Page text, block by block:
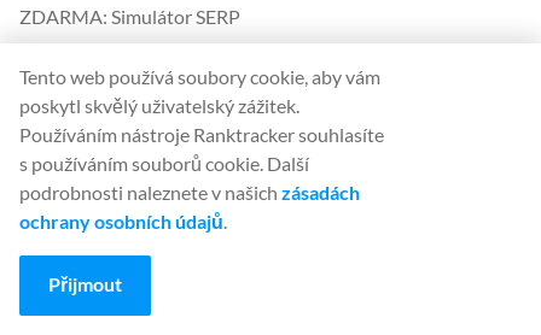
ZDARMA: Simulátor SERP
Další informace od společnosti Ranktracker
White Label SaaS Backlink Service
Jak to funguje
Partnerský program
Blog
Slovník SEO
Průvodce SEO
Tento web používá soubory cookie, aby vám
poskytl skvělý uživatelský zážitek.
Používáním nástroje Ranktracker souhlasíte
s používáním souborů cookie. Další
podrobnosti naleznete v našich zásadách
ochrany osobních údajů.
Přijmout